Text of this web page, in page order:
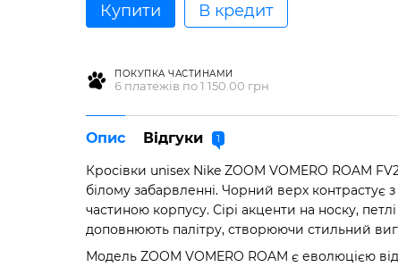
Купити В кредит
ПОКУПКА ЧАСТИНАМИ
6 платежів по 1 150.00 грн
Опис Відгуки 1
Кросівки unisex Nike ZOOM VOMERO ROAM
білому забарвленні. Чорний верх
частиною корпусу. Сірі акценти на носку,
доповнюють палітру, створюючи стильний
Модель ZOOM VOMERO ROAM є еволюцією